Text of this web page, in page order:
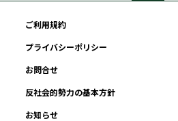
ご利用規約
プライバシーポリシー
お問合せ
反社会的勢力の基本方針
お知らせ